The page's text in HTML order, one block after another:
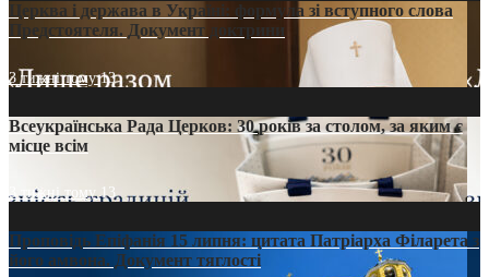
Церква і держава в Україні: формула зі вступного слова
Предстоятеля. Документ доктрини
3 тижні тому13
Всеукраїнська Рада Церков: 30 років за столом, за яким є
місце всім
3 тижні тому13
Проповідь Епіфанія 15 липня: цитата Патріарха Філарета з
його амвона. Документ тяглості